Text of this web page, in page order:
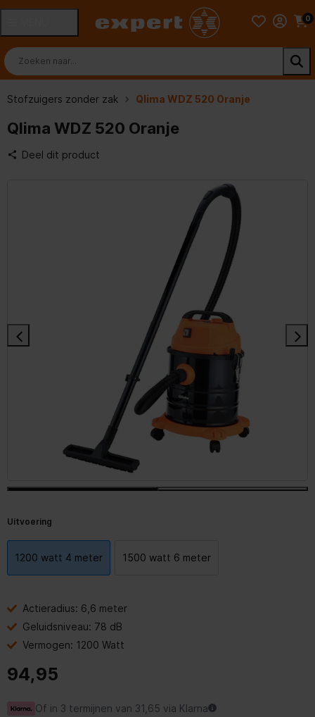
0
Stofzuigers zonder zak Qlima WDZ 520 Oranje
Qlima WDZ 520 Oranje
Deel dit product
Uitvoering
1200 watt 4 meter 1500 watt 6 meter
Actieradius: 6,6 meter
Geluidsniveau: 78 dB
Vermogen: 1200 Watt
94,95
Of in 3 termijnen van 31,65 via Klarna